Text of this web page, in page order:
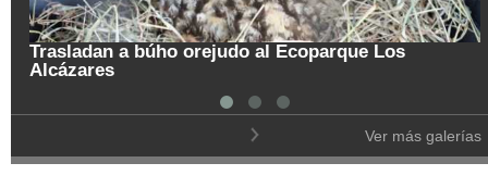
Trasladan a búho orejudo al Ecoparque Los
Alcázares
Ver más galerías